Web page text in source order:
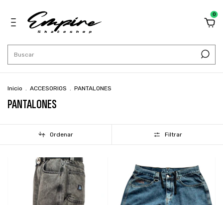
0
Inicio . ACCESORIOS . PANTALONES
PANTALONES
Ordenar Filtrar